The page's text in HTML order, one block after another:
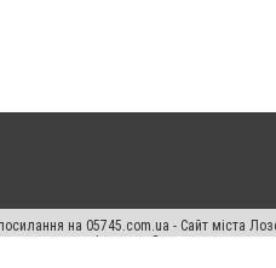
на 05745.com.ua - Сайт міста
прав переслідується Законом.